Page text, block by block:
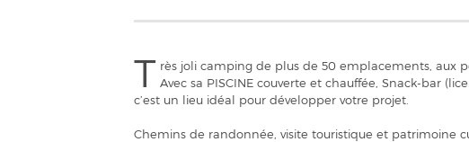
T rès joli camping de plus de 50 emplacements, aux
Avec sa PISCINE couverte et chauffée, Snack-bar
c’est un lieu idéal pour développer votre projet.
Chemins de randonnée, visite touristique et patrimoine